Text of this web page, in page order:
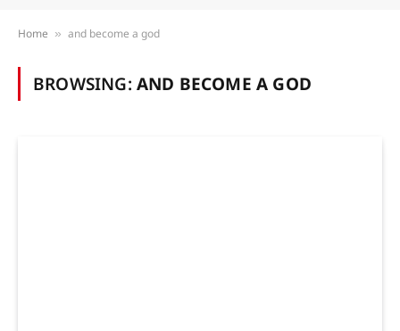
Home » and become a god
BROWSING: AND BECOME A GOD